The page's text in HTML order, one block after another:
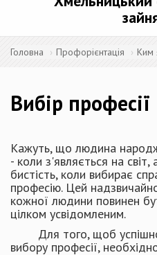
Головна Профорієнтація Ким
Вибір професії
Кажуть, що людина
- коли з'являється на
бистість, коли вибирає
професію. Цей
кожної людини повинен
цілком усвідомленим.
Для того, щоб успішно
вибору професії,